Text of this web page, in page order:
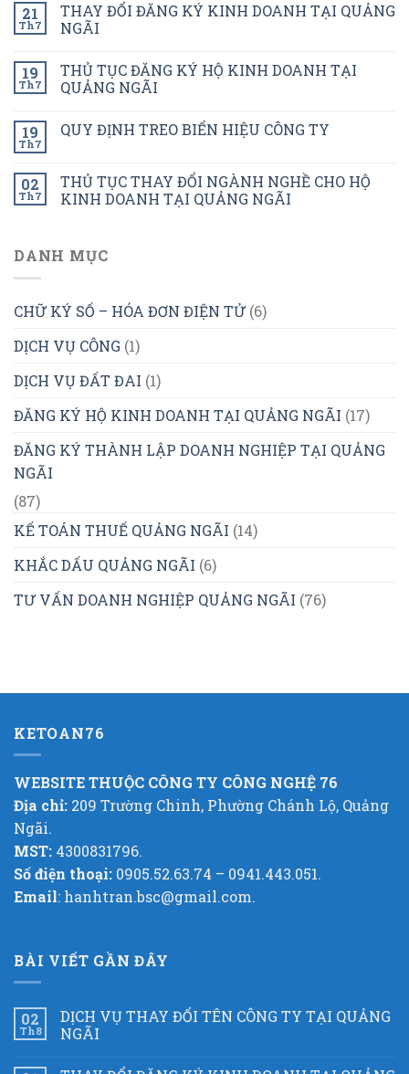
21
Th7
THAY ĐỔI ĐĂNG KÝ KINH DOANH TẠI QUẢNG
NGÃI
19
Th7
THỦ TỤC ĐĂNG KÝ HỘ KINH DOANH TẠI
QUẢNG NGÃI
19
Th7
QUY ĐỊNH TREO BIỂN HIỆU CÔNG TY
02
Th7
THỦ TỤC THAY ĐỔI NGÀNH NGHỀ CHO HỘ
KINH DOANH TẠI QUẢNG NGÃI
DANH MỤC
CHỮ KÝ SỐ – HÓA ĐƠN ĐIỆN TỬ(6)
DỊCH VỤ CÔNG (1)
DỊCH VỤ ĐẤT ĐAI (1)
ĐĂNG KÝ HỘ KINH DOANH TẠI QUẢNG NGÃI (17)
ĐĂNG KÝ THÀNH LẬP DOANH NGHIỆP TẠI QUẢNG
NGÃI
(87)
KẾ TOÁN THUẾ QUẢNG NGÃI (14)
KHẮC DẤU QUẢNG NGÃI (6)
TƯ VẤN DOANH NGHIỆP QUẢNG NGÃI (76)
KETOAN76
WEBSITE THUỘC CÔNG TY CÔNG NGHỆ 76
Địa chỉ: 209 Trường Chinh, Phường Chánh Lộ, Quảng
Ngãi.
MST: 4300831796.
Số điện thoại: 0905.52.63.74 – 0941.443.051.
Email: hanhtran.bsc@gmail.com.
BÀI VIẾT GẦN ĐÂY
02
Th8
DỊCH VỤ THAY ĐỔI TÊN CÔNG TY TẠI QUẢNG
NGÃI